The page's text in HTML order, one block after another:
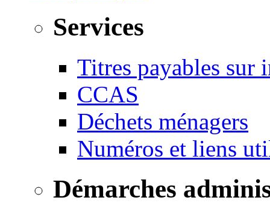
Services
Titres payables sur
CCAS
Déchets ménagers
Numéros et liens
Démarches